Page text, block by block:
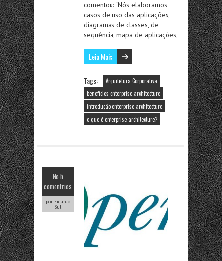
comentou: “Nós elaboramos
casos de uso das aplicações,
diagramas de classes, de
sequência, mapa de aplicações,
Leia Mais
Tags:
Arquitetura Corporativa
benefícios enterprise architecture
introdução enterprise architecture
o que é enterprise architecture?
No h
comentrios
por Ricardo
Sul